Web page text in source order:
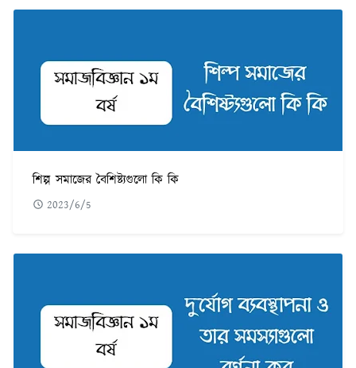
শিল্প সমাজের বৈশিষ্ট্যগুলো কি কি
2023/6/5